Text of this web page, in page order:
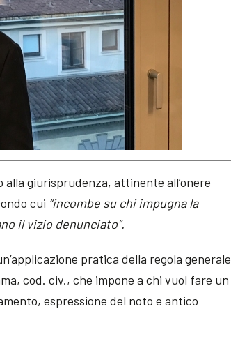
giurisprudenza, attinente all’onere
cui “incombe su chi impugna la
il vizio denunciato”.
pratica della regola generale
cod. civ., che impone a chi vuol fare un
espressione del noto e antico